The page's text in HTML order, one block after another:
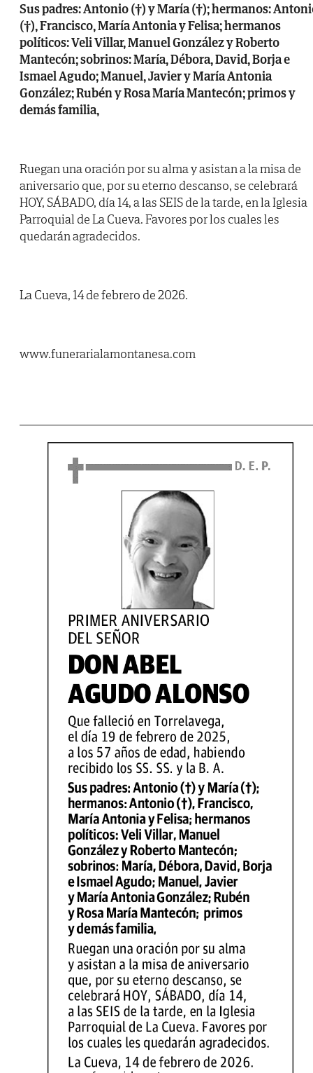
Sus padres: Antonio (†) y María (†); hermanos:
(†), Francisco, María Antonia y Felisa; hermanos
políticos: Veli Villar, Manuel González y Roberto
Mantecón; sobrinos: María, Débora, David, Borja e
Ismael Agudo; Manuel, Javier y María Antonia
González; Rubén y Rosa María Mantecón; primos y
demás familia,
Ruegan una oración por su alma y asistan a la misa de
aniversario que, por su eterno descanso, se celebrará
HOY, SÁBADO, día 14, a las SEIS de la tarde, en la Iglesia
Parroquial de La Cueva. Favores por los cuales les
quedarán agradecidos.
La Cueva, 14 de febrero de 2026.
www.funerarialamontanesa.com